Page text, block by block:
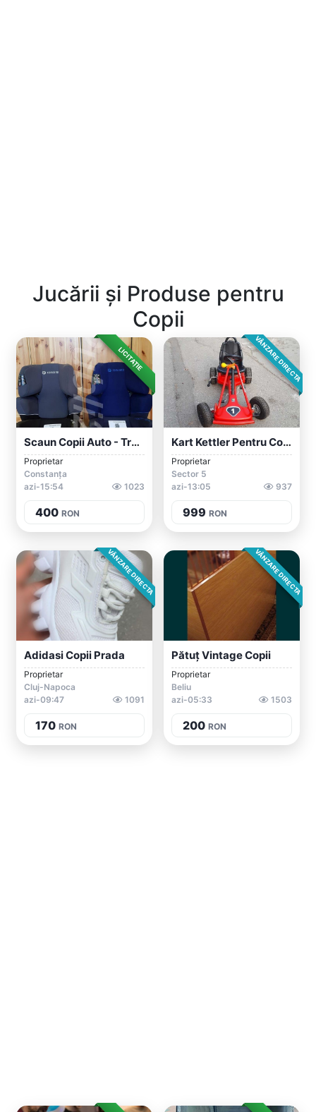
Jucării și Produse pentru
Copii
LICITAȚIE
Scaun Copii Auto - Transformer
Proprietar
Constanța
azi-15:54
1023
400 RON
VÂNZARE DIRECTA
Kart Kettler Pentru Copii, Aproape Nou
Proprietar
Sector 5
azi-13:05
937
999 RON
VÂNZARE DIRECTA
Adidasi Copii Prada
Proprietar
Cluj-Napoca
azi-09:47
1091
170 RON
VÂNZARE DIRECTA
Pătuț Vintage Copii
Proprietar
Beliu
azi-05:33
1503
200 RON